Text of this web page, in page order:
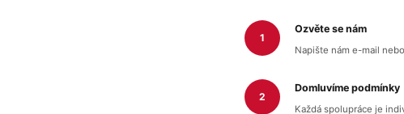
Ozvěte se nám
Napište nám e-mail
Domluvíme podmínky
Každá spolupráce je